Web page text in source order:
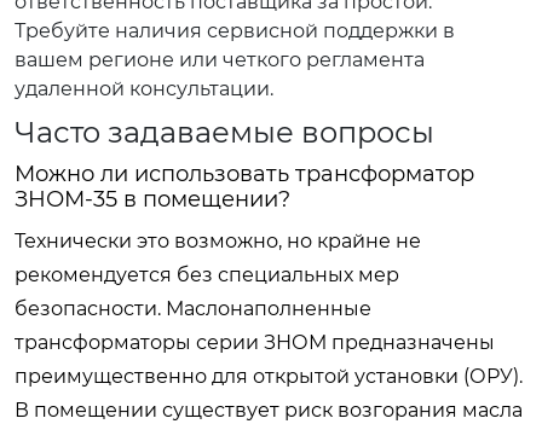
Требуйте наличия сервисной поддержки в
вашем регионе или четкого регламента
удаленной консультации.
Часто задаваемые вопросы
Можно ли использовать трансформатор
ЗНОМ-35 в помещении?
Технически это возможно, но крайне не
рекомендуется без специальных мер
безопасности. Маслонаполненные
трансформаторы серии ЗНОМ предназначены
преимущественно для открытой установки (ОРУ).
В помещении существует риск возгорания масла